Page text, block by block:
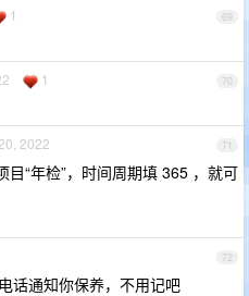
69
1
70
1
71
2022
目“年检”，时间周期填 365 ，就可
72
话通知你保养，不用记吧